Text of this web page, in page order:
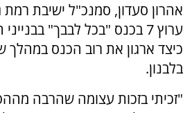
אהרון סעדון, סמנכ"ל ישיבת
ערוץ 7 בכנס "בכל לבבך"
כיצד ארגון את רוב הכנס במהלך
בלבנון.
"זכיתי בזכות עצומה שהרבה